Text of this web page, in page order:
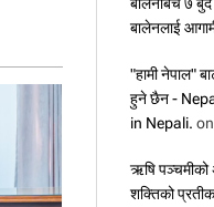
बालेनलाई
"हामी नेपाल"
हुने छैन -
in Nepali. on
ऋषि पञ्चमीको
शक्तिको